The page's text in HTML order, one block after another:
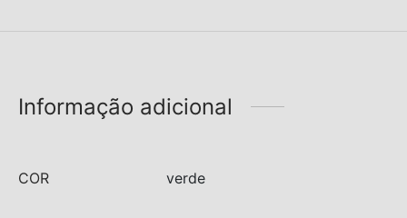
Informação adicional
COR verde